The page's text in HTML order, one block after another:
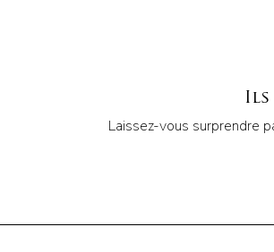
Ils
Laissez-vous surprendre